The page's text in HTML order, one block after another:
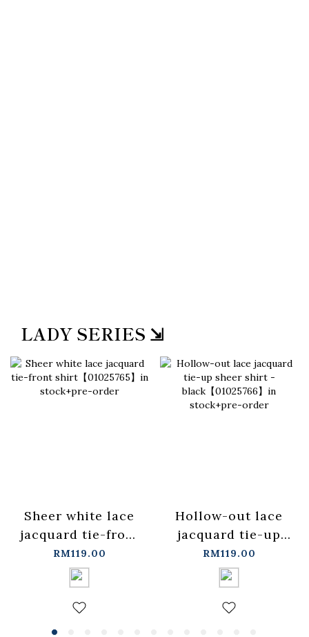
LADY SERIES ⇲
Sheer white lace
jacquard tie-front
shirt【01025765】
in stock+pre-order
RM119.00
Hollow-out lace
jacquard tie-up
sheer shirt -
black【01025766】
in stock+pre-order
RM119.00